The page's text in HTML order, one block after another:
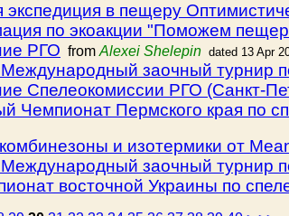
экспедиция в пещеру
по экоакции "Поможем
РГО from Alexei Shelepin dated 13 Apr
заочный турнир
Спелеокомиссии РГО (Санкт-
Чемпионат Пермского края по
и изотермики от
заочный турнир
восточной Украины по